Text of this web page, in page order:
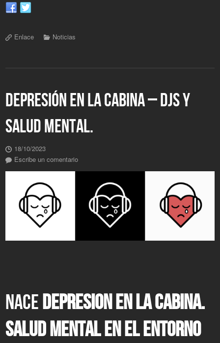
Enlace Noticias
DEPRESIÓN EN LA CABINA – DJS Y
SALUD MENTAL.
18/10/2023
Escribe un comentario
NACEDEPRESION EN LA CABINA.
SALUD MENTAL EN EL ENTORNO